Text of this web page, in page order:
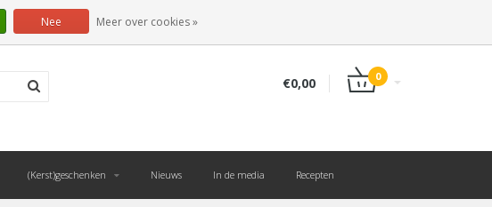
NL
€0,00 0
(Kerst)geschenken Nieuws In de media Recepten
Nee Meer over cookies »